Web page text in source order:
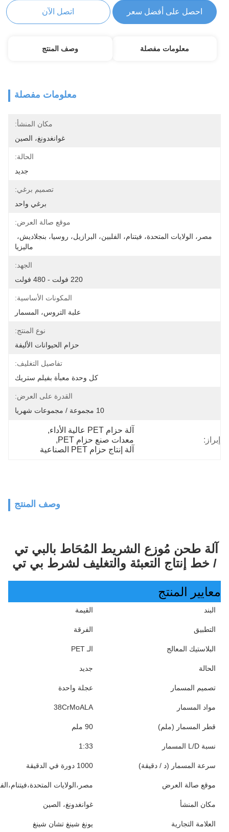
احصل على أفضل سعر اتصل الآن
معلومات مفصلة وصف المنتج
معلومات مفصلة
مكان المنشأ:
غوانغدونغ، الصين
الحالة:
جديد
تصميم برغي:
برغي واحد
موقع صالة العرض:
ماليزيا
الجهد:
220 فولت - 480 فولت
المكونات الأساسية:
علبة التروس، المسمار
نوع المنتج:
حزام الحيوانات الأليفة
تفاصيل التغليف:
كل وحدة معبأة بفيلم ستريك
القدرة على العرض:
10 مجموعة / مجموعات شهريا
إبراز:
آلة حزام PET عالية الأداء
,
معدات صنع حزام PET
,
آلة إنتاج حزام PET الصناعية
وصف المنتج
/ خط إنتاج التعبئة والتغليف لشرط بي تي
معايير المنتج
البند القيمة
التطبيق الفرقة
البلاستيك المعالج الـ PET
الحالة جديد
تصميم المسمار عجلة واحدة
مواد المسمار 38CrMoALA
قطر المسمار (ملم) 90 ملم
نسبة L/D المسمار 1:33
سرعة المسمار (د / دقيقة) 1000 دورة في الدقيقة
موقع صالة العرض مصر،الولايات
مكان المنشأ غوانغدونغ، الصين
العلامة التجارية يونغ شينغ تشان شينغ